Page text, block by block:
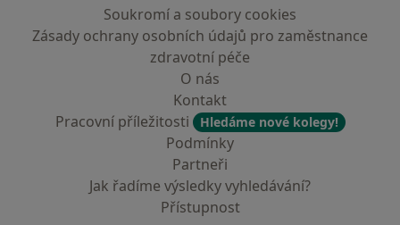
Soukromí a soubory cookies
Zásady ochrany osobních údajů pro zaměstnance
zdravotní péče
O nás
Kontakt
Pracovní příležitosti
Hledáme nové kolegy!
Podmínky
Partneři
Jak řadíme výsledky vyhledávání?
Přístupnost